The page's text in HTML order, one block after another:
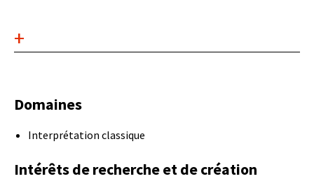
Accordéon
de
Domaines
Interprétation classique
Intérêts de recherche et de création